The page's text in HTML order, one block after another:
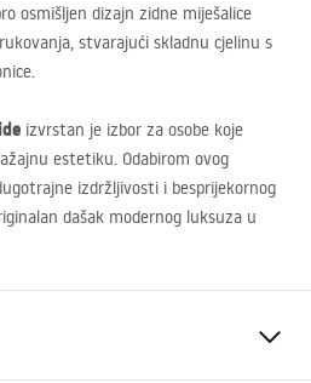
osmišljen dizajn zidne miješalice
stvarajući skladnu cjelinu s
izvrstan je izbor za osobe koje
estetiku. Odabirom ovog
izdržljivosti i besprijekornog
dašak modernog luksuza u